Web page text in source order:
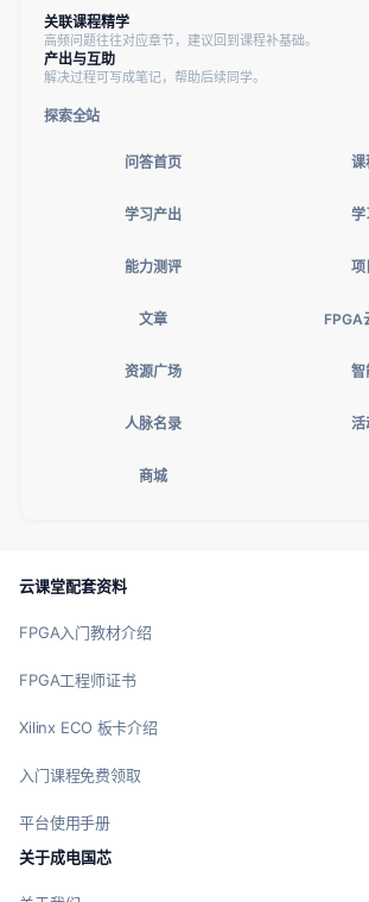
关联课程精学
高频问题往往对应章节，建议回到课程补基础。
产出与互助
解决过程可写成笔记，帮助后续同学。
探索全站
问答首页 课
学习产出 学
能力测评 项
文章 FPGA
资源广场 智
人脉名录 活
商城
云课堂配套资料
FPGA入门教材介绍
FPGA工程师证书
Xilinx ECO 板卡介绍
入门课程免费领取
平台使用手册
关于成电国芯